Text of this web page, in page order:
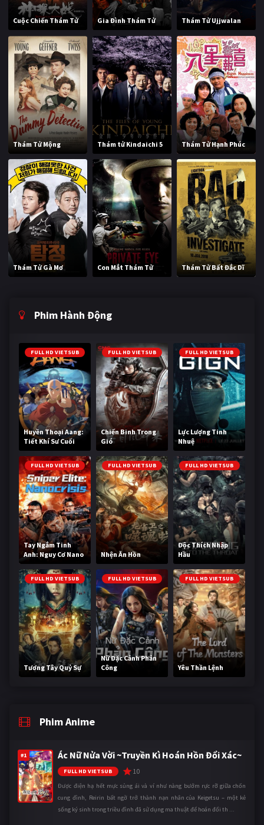
Cuộc Chiến Thám Tử Gia Đình Thám Tử Thám Tử Ujjwalan
Thám Tử Mộng Thám tử Kindaichi 5 Thám Tử Hạnh Phúc
Thám Tử Gà Mơ Con Mắt Thám Tử Thám Tử Bất Đắc Dĩ
Phim Hành Động
FULL HD VIETSUB
Huyền Thoại Aang:
Tiết Khí Sư Cuối
Cùng
FULL HD VIETSUB
Chiến Binh Trong
Gió
FULL HD VIETSUB
Lực Lượng Tinh
Nhuệ
FULL HD VIETSUB
Tay Ngắm Tinh
Anh: Nguy Cơ Nano
FULL HD VIETSUB
Nhện Ăn Hồn
FULL HD VIETSUB
Độc Thích Nhập
Hầu
FULL HD VIETSUB
Tương Tây Quỷ Sự
FULL HD VIETSUB
Nữ Đặc Cảnh Phản
Công
FULL HD VIETSUB
Yêu Thần Lệnh
Phim Anime
#1 Ác Nữ Nửa Vời ~Truyền Kì Hoán Hồn Đổi Xác~
FULL HD VIETSUB 10
Được điện hạ hết mực sủng ái và ví như nàng bướm rực rỡ giữa chốn
cung đình, Reirin bất ngờ trở thành nạn nhân của Keigetsu – một kẻ
sống ký sinh trong triều đình đã sử dụng ma thuật để hoán đổi th ...